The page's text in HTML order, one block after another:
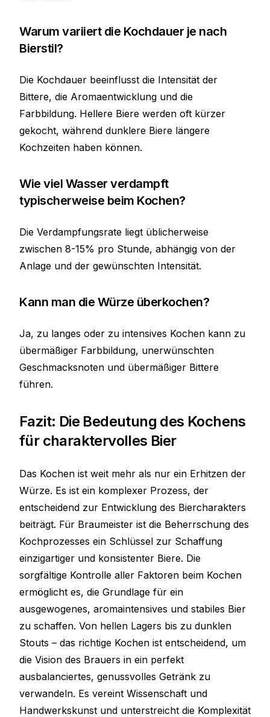
Warum variiert die Kochdauer je nach
Bierstil?
Die Kochdauer beeinflusst die Intensität der
Bittere, die Aromaentwicklung und die
Farbbildung. Hellere Biere werden oft kürzer
gekocht, während dunklere Biere längere
Kochzeiten haben können.
Wie viel Wasser verdampft
typischerweise beim Kochen?
Die Verdampfungsrate liegt üblicherweise
zwischen 8-15% pro Stunde, abhängig von der
Anlage und der gewünschten Intensität.
Kann man die Würze überkochen?
Ja, zu langes oder zu intensives Kochen kann zu
übermäßiger Farbbildung, unerwünschten
Geschmacksnoten und übermäßiger Bittere
führen.
Fazit: Die Bedeutung des Kochens
für charaktervolles Bier
Das Kochen ist weit mehr als nur ein Erhitzen der
Würze. Es ist ein komplexer Prozess, der
entscheidend zur Entwicklung des Biercharakters
beiträgt. Für Braumeister ist die Beherrschung des
Kochprozesses ein Schlüssel zur Schaffung
einzigartiger und konsistenter Biere. Die
sorgfältige Kontrolle aller Faktoren beim Kochen
ermöglicht es, die Grundlage für ein
ausgewogenes, aromaintensives und stabiles Bier
zu schaffen. Von hellen Lagers bis zu dunklen
Stouts – das richtige Kochen ist entscheidend, um
die Vision des Brauers in ein perfekt
ausbalanciertes, genussvolles Getränk zu
verwandeln. Es vereint Wissenschaft und
Handwerkskunst und unterstreicht die Komplexität